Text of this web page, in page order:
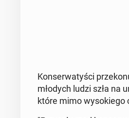
Kon­ser­wa­ty­ści
młodych ludzi szła na
które mimo wy­so­kie­go